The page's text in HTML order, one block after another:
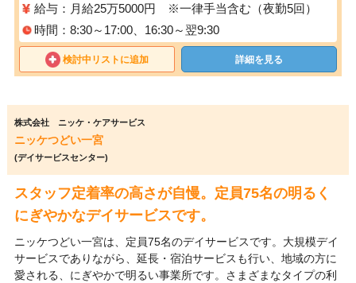
給与：月給25万5000円 ※一律手当含む（夜勤5回）
時間：8:30～17:00、16:30～翌9:30
検討中リストに追加 詳細を見る
株式会社 ニッケ・ケアサービス
ニッケつどい一宮
(デイサービスセンター)
スタッフ定着率の高さが自慢。定員75名の明るく
にぎやかなデイサービスです。
ニッケつどい一宮は、定員75名のデイサービスです。大規模デイ
サービスでありながら、延長・宿泊サービスも行い、地域の方に
愛される、にぎやかで明るい事業所です。さまざまなタイプの利